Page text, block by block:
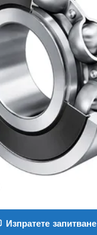
Изпратете запитване